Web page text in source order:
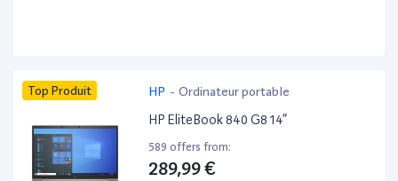
Top Produit HP - Ordinateur portable
HP EliteBook 840 G8 14”
589 offers from:
289,99 €